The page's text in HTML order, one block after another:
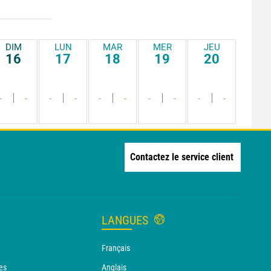
DIM
16
-
LUN
17
- -
MAR
18
- -
MER
19
- -
JEU
20
- -
Contactez le service client
LANGUES
Français
Anglais